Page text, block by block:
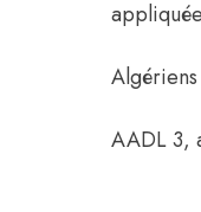
AADL 3,